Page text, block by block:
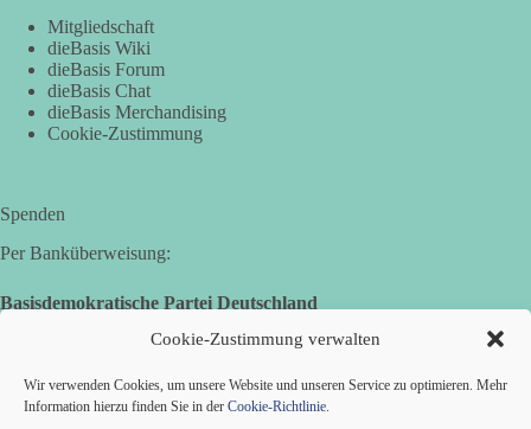
Cookie-Zustimmung verwalten
Wir verwenden Cookies, um unsere Website und unseren Service zu optimieren. Mehr
Information hierzu finden Sie in der Cookie-Richtlinie.
Mitgliedschaft
dieBasis Wiki
dieBasis Forum
dieBasis Chat
dieBasis Merchandising
Cookie-Zustimmung
Spenden
Per Banküberweisung:
Basisdemokratische Partei Deutschland
IBAN: DE16 6539 0120 0434 1370 06
BIC: GENODES1EBI